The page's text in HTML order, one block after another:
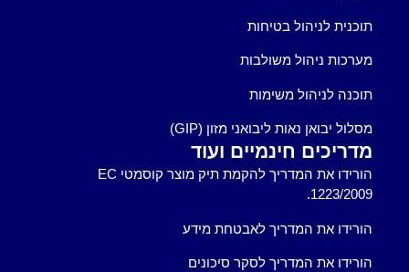
תוכנית לניהול בטיחות
מערכות ניהול משולבות
תוכנה לניהול משימות
מסלול יבואן נאות ליבואני מזון (GIP)
מדריכים חינמיים ועוד
הורידו את המדריך להקמת תיק מוצר קוסמטי EC
1223/2009.
הורידו את המדריך לאבטחת מידע
הורידו את המדריך לסקר סיכונים